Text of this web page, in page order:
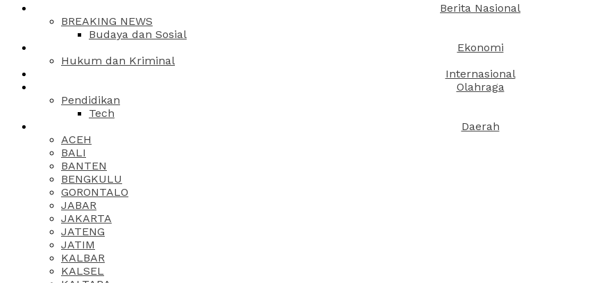
Berita Nasional
BREAKING NEWS
Budaya dan Sosial
Ekonomi
Hukum dan Kriminal
Internasional
Olahraga
Pendidikan
Tech
Daerah
ACEH
BALI
BANTEN
BENGKULU
GORONTALO
JABAR
JAKARTA
JATENG
JATIM
KALBAR
KALSEL